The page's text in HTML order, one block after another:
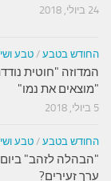
24 ביולי, 2018
החודש בטבע /טבע
המדוזה "חוטית
"מוצאים את נמו"
5 ביולי, 2018
החודש בטבע /טבע
"הבהלה לזהב"
ערך זעירים?